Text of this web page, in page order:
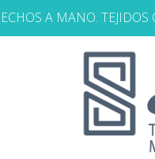
A MANO. TEJIDOS